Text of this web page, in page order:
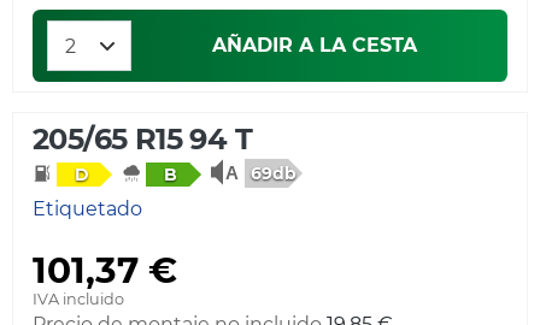
AÑADIR A LA CESTA
205/65 R15 94 T
D B 69db
Etiquetado
101,37 €
IVA incluido